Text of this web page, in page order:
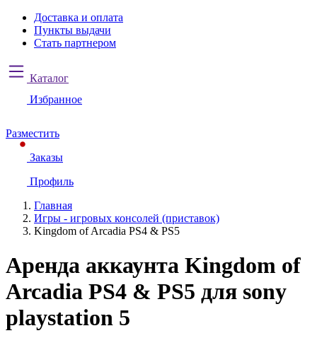
Доставка и оплата
Пункты выдачи
Стать партнером
Каталог
Избранное
Разместить
Заказы
Профиль
Главная
Игры - игровых консолей (приставок)
Kingdom of Arcadia PS4 & PS5
Аренда аккаунта Kingdom of
Arcadia PS4 & PS5 для sony
playstation 5